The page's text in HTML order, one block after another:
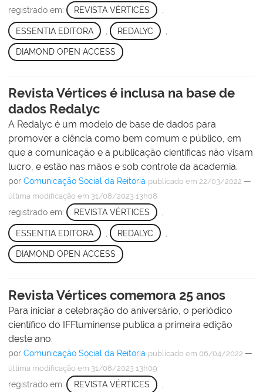
registrado em: REVISTA VÉRTICES
ESSENTIA EDITORA REDALYC
DIAMOND OPEN ACCESS
Revista Vértices é inclusa na base de
dados Redalyc
A Redalyc é um modelo de base de dados para
promover a ciência como bem comum e público, em
que a comunicação e a publicação científicas não visam
lucro, e estão nas mãos e sob controle da academia.
por Comunicação Social da Reitoria publicado em 22/03/2022 —
última modificação em 31/08/2023 13h08
registrado em: REVISTA VÉRTICES
ESSENTIA EDITORA REDALYC
DIAMOND OPEN ACCESS
Revista Vértices comemora 25 anos
Para iniciar a celebração do aniversário, o periódico
científico do IFFluminense publica a primeira edição
deste ano.
por Comunicação Social da Reitoria publicado em 06/04/2022 —
última modificação em 31/08/2023 13h09
registrado em: REVISTA VÉRTICES